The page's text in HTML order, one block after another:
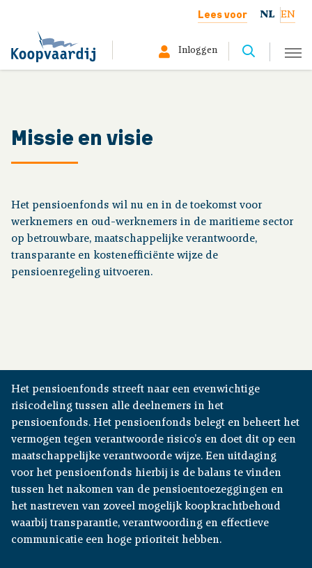
Lees voor NL EN
Gepensioneerd
Werkgever
Over ons
Inloggen
Publicaties
Nieuws
Contact
Missie en visie
Het pensioenfonds wil nu en in de toekomst voor
werknemers en oud-werknemers in de maritieme sector
op betrouwbare, maatschappelijke verantwoorde,
transparante en kostenefficiënte wijze de
pensioenregeling uitvoeren.
Het pensioenfonds streeft naar een evenwichtige
risicodeling tussen alle deelnemers in het
pensioenfonds. Het pensioenfonds belegt en beheert het
vermogen tegen verantwoorde risico’s en doet dit op een
maatschappelijke verantwoorde wijze. Een uitdaging
voor het pensioenfonds hierbij is de balans te vinden
tussen het nakomen van de pensioentoezeggingen en
het nastreven van zoveel mogelijk koopkrachtbehoud
waarbij transparantie, verantwoording en effectieve
communicatie een hoge prioriteit hebben.